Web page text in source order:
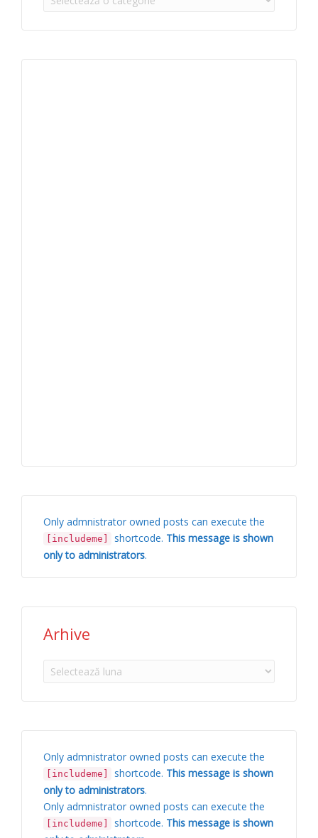
Only admnistrator owned posts can execute the
[includeme] shortcode. This message is shown
only to administrators.
Arhive
Arhive
Only admnistrator owned posts can execute the
[includeme] shortcode. This message is shown
only to administrators.
Only admnistrator owned posts can execute the
[includeme] shortcode. This message is shown